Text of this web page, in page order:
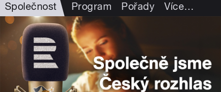
Společnost Program Pořady Více…